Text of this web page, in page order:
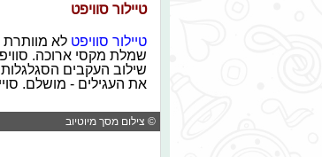
טיילור סוויפט
טיילור סוויפט לא
שמלת מקסי ארוכה.
שילוב העקבים
את העגילים - מושלם.
© צילום מסך מיוטיוב